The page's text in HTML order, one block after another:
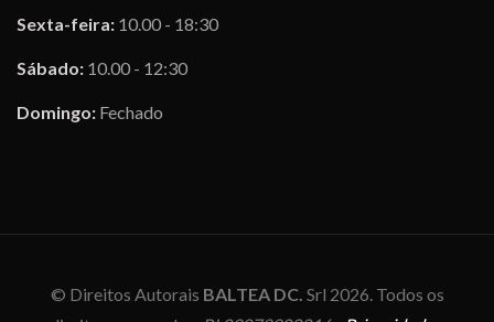
Sexta-feira: 10.00 - 18:30
Sábado: 10.00 - 12:30
Domingo: Fechado
© Direitos Autorais BALTEA DC. Srl 2026. Todos os